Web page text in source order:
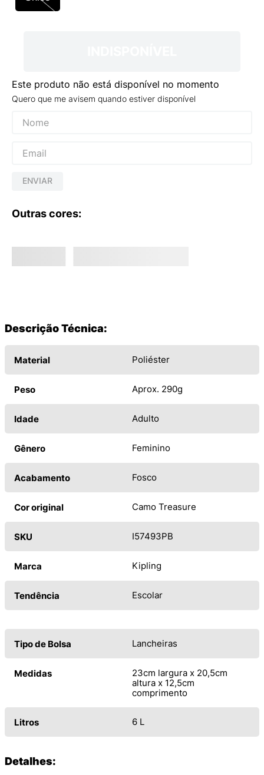
Este produto não está disponível no momento
Quero que me avisem quando estiver disponível
ENVIAR
Outras cores:
Descrição Técnica:
Material Poliéster
Peso Aprox. 290g
Idade Adulto
Gênero Feminino
Acabamento Fosco
Cor original Camo Treasure
SKU I57493PB
Marca Kipling
Tendência Escolar
Tipo de Bolsa Lancheiras
Medidas
23cm largura x 20,5cm
altura x 12,5cm
comprimento
Litros 6 L
Detalhes:
NEW 530